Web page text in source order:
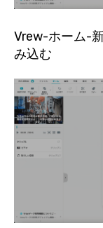
Vrew-ホーム-
み込む